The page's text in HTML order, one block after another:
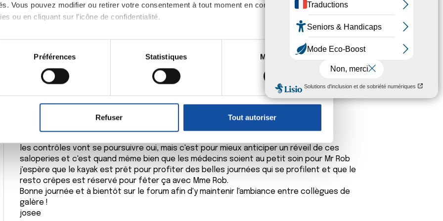
Vous pouvez modifier ou retirer votre consentement à tout moment en consultant la
ou en cliquant sur l'icône de confidentialité.
également :
sur votre localisation géographique qui peuvent être précises à plusieurs mètres près
de vos données personnelles et définir vos préférences, reportez-vous à lasection «
ou retirer votre consentement à tout moment à partir de la déclaration sur les cookies.
de publicité et d'analyse, qui peuvent combiner celles-ci avec d'autres informations que
ont collectées lors de votre utilisation de leurs services.
Préférences Statistiques Marketing
Refuser Tout autoriser
mais c’est tellement bon!
Sur ce , je vais préparer une lessive.
Pour certains c’est rentree des classes, pour moi c’est bientot les vacances.
Bises à tous
Citer
les contrôles vont se poursuivre oui, mais c'est pour mieux anticiper un réveil de ces
saloperies et c'est quand même bien que les médecins soient au petit soin pour Mr Rob
j'espère que le kayak est prêt pour profiter des belles journées qui se profilent et que le
resto crêpes est réservé pour fêter ça avec Mme Rob.
Bonne journée et à bientôt sur le forum afin d'y maintenir l'ambiance entre collègues de
galère !
josee